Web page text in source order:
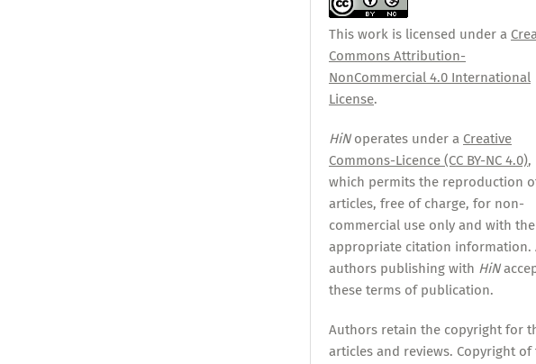
This work is licensed under a
Commons Attribution-
NonCommercial 4.0 International
License.
HiNoperates under a Creative
Commons-Licence (CC BY-NC 4.0),
which permits the reproduction
articles, free of charge, for non-
commercial use only and with the
appropriate citation information.
authors publishing with HiN
these terms of publication.
Authors retain the copyright for
articles and reviews. Copyright of